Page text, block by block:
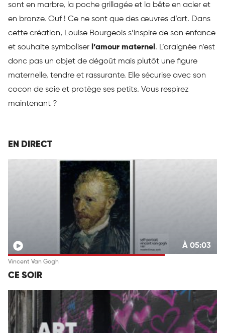
sont en marbre, la poche grillagée et la bête en acier et
en bronze. Ouf ! Ce ne sont que des œuvres d’art. Dans
cette création, Louise Bourgeois s’inspire de son enfance
et souhaite symboliser l’amour maternel . L’araignée n’est
donc pas un objet de dégoût mais plutôt une figure
maternelle, tendre et rassurante. Elle sécurise avec son
cocon de soie et protège ses petits. Vous respirez
maintenant ?
EN DIRECT
À 05:03
Vincent Van Gogh
CE SOIR